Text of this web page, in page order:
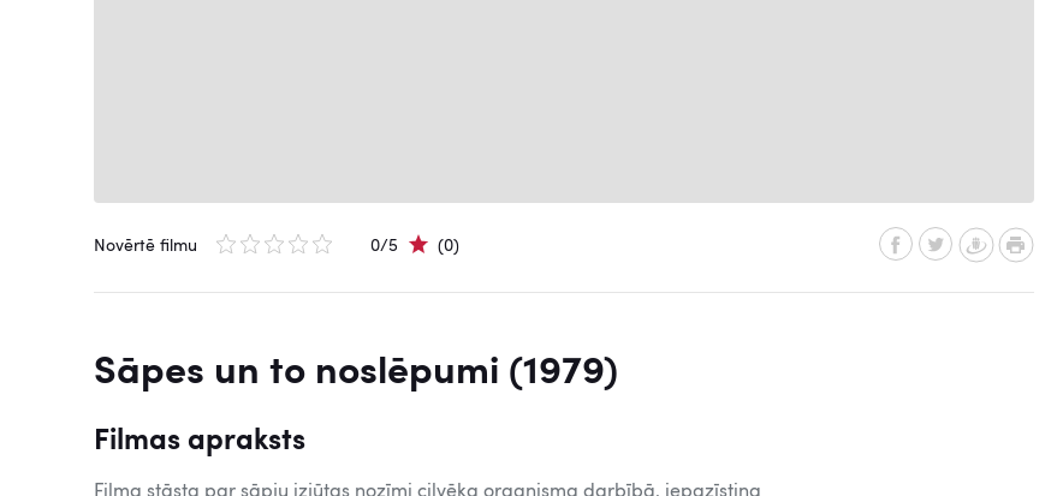
Novērtē filmu 0/5 (0)
Sāpes un to noslēpumi (1979)
Filmas apraksts